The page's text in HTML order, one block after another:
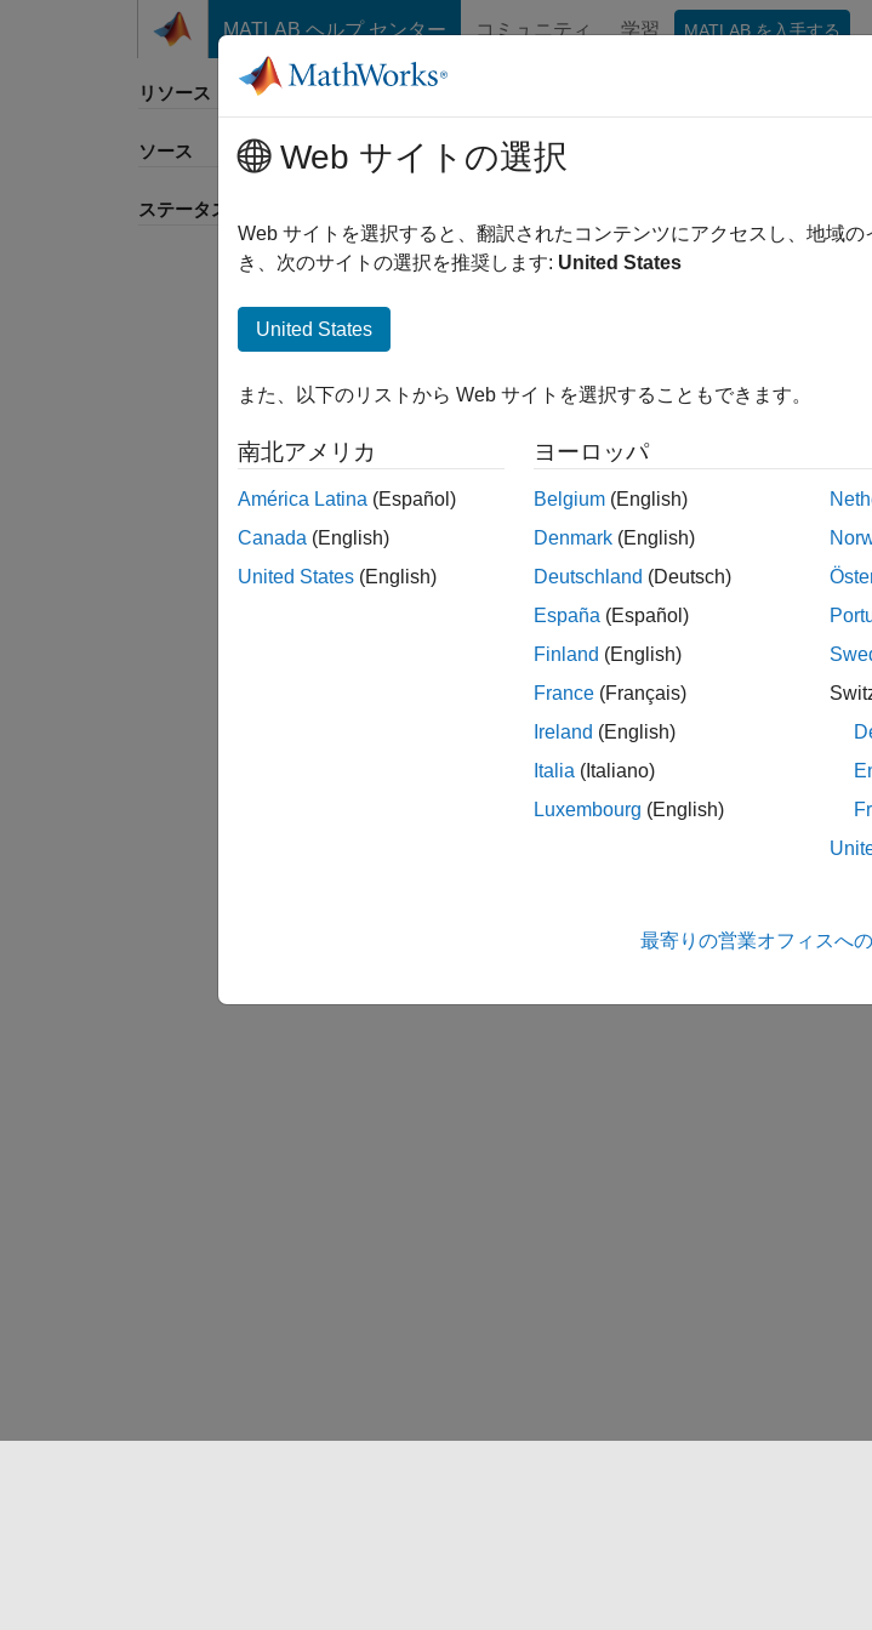
コンテンツへスキップ
MATLAB ヘルプ センター コミュニティ 学習 MATLAB を入手する
リソース
ソース
ステータス
Web サイトの選択
Web サイトを選択すると、翻訳されたコンテンツにアクセスし、地域
き、次のサイトの選択を推奨します: United States
United States
また、以下のリストから Web サイトを選択することもできます。
南北アメリカ
América Latina (Español)
Canada (English)
United States (English)
ヨーロッパ
Belgium (English)
Denmark (English)
Deutschland (Deutsch)
España (Español)
Finland (English)
France (Français)
Ireland (English)
Italia (Italiano)
Luxembourg (English)
最寄りの営業オフィスへ